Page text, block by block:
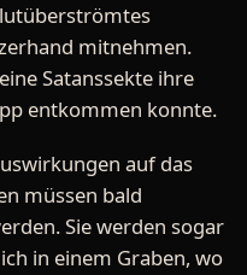
mitnehmen.
Satanssekte ihre
entkommen konnte.
auf das
müssen bald
Sie werden sogar
in einem Graben, wo